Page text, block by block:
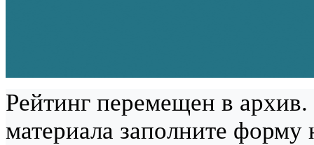
Рейтинг перемещен в
материала заполните форму